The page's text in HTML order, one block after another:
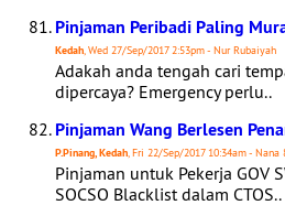
Pinjaman Peribadi Paling
Kedah, Wed 27/Sep/2017 2:53pm - Nur Rubaiyah
Adakah anda tengah cari
dipercaya? Emergency perlu..
Pinjaman Wang Berlesen
P.Pinang, Kedah, Fri 22/Sep/2017 10:34am - Nana
Pinjaman untuk Pekerja GOV
SOCSO Blacklist dalam CTOS..